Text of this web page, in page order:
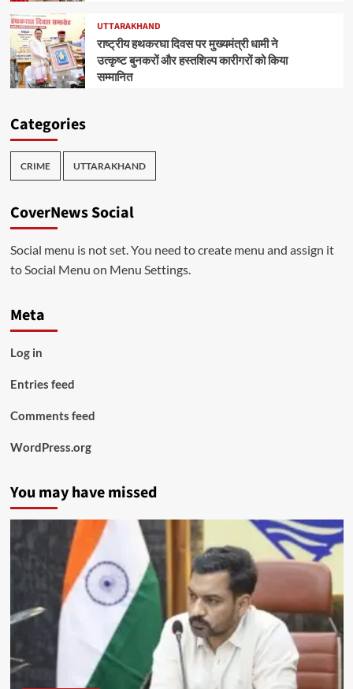
UTTARAKHAND
राष्ट्रीय हथकरघा दिवस पर मुख्यमंत्री धामी ने
उत्कृष्ट बुनकरों और हस्तशिल्प कारीगरों को किया
सम्मानित
Categories
CRIME UTTARAKHAND
CoverNews Social
Social menu is not set. You need to create menu and assign it
to Social Menu on Menu Settings.
Meta
Log in
Entries feed
Comments feed
WordPress.org
You may have missed